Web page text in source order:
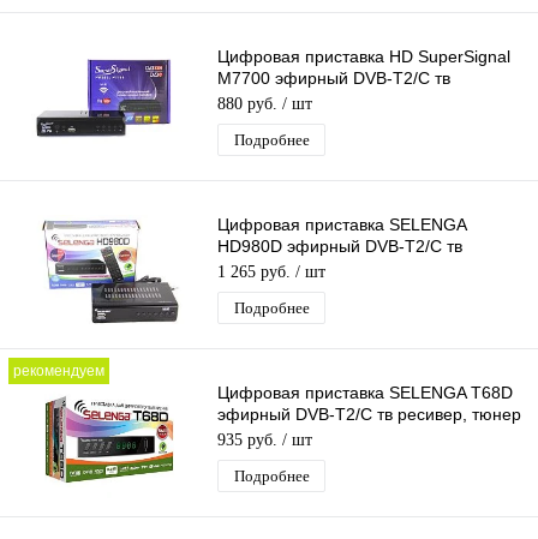
Цифровая приставка HD SuperSignal
M7700 эфирный DVB-T2/C тв
приставка, тв тюнер, tvbox,
медиаплеер
880 руб. / шт
Подробнее
Цифровая приставка SELENGA
HD980D эфирный DVB-T2/C тв
ресивер, тюнер бесплатного IPTV,
медиаплеер
1 265 руб. / шт
Подробнее
рекомендуем
Цифровая приставка SELENGA T68D
эфирный DVB-T2/C тв ресивер, тюнер
бесплатного IPTV, медиаплеер
935 руб. / шт
Подробнее